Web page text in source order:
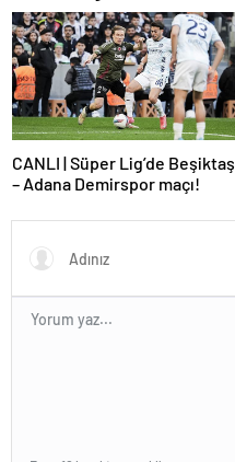
oynadı, Mbappe yetmedi
CANLI | Süper Lig’de Beşiktaş
– Adana Demirspor maçı!